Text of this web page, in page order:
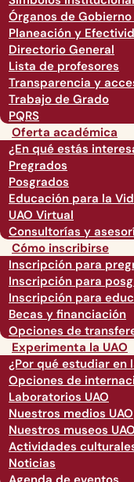
Órganos de
Planeación y
Directorio General
Lista de profesores
Transparencia y
Trabajo de Grado
PQRS
Oferta académica
¿En qué estás
Pregrados
Posgrados
Educación para la
UAO Virtual
Consultorías y
Cómo inscribirse
Inscripción para
Inscripción para
Inscripción para
Becas y financiación
Opciones de
Experimenta la UAO
¿Por qué estudiar en
Opciones de
Laboratorios UAO
Nuestros medios UAO
Nuestros museos UAO
Actividades
Noticias